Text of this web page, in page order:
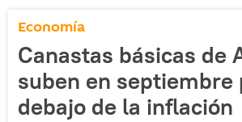
Economía
Canastas básicas de
suben en septiembre
debajo de la inflación